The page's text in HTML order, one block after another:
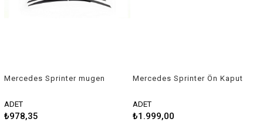
Mercedes Sprinter mugen
ADET
₺978,35
Mercedes Sprinter Ön Kaput
ADET
₺1.999,00